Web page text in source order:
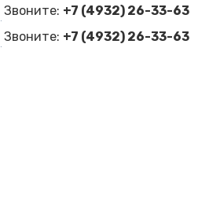
Звоните: +7 (4932) 26-33-63
Звоните: +7 (4932) 26-33-63